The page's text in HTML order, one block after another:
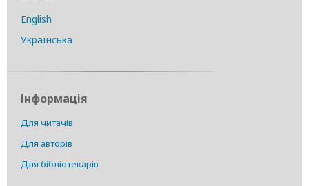
English
Українська
Інформація
Для читачів
Для авторів
Для бібліотекарів